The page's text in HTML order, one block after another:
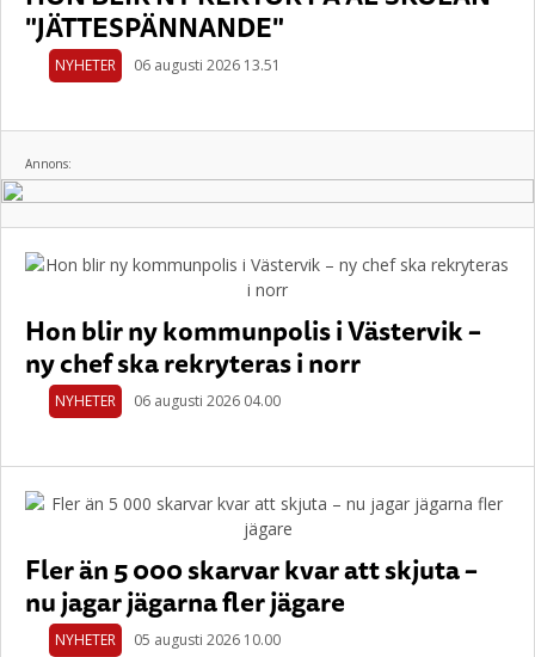
"JÄTTESPÄNNANDE"
NYHETER 06 augusti 2026 13.51
Annons:
Hon blir ny kommunpolis i Västervik –
ny chef ska rekryteras i norr
NYHETER 06 augusti 2026 04.00
Fler än 5 000 skarvar kvar att skjuta –
nu jagar jägarna fler jägare
NYHETER 05 augusti 2026 10.00